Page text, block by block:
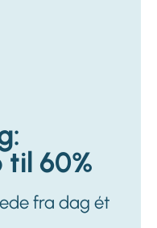
60%
fra dag ét